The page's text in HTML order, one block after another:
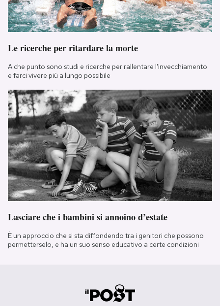
Le ricerche per ritardare la morte
A che punto sono studi e ricerche per rallentare l'invecchiamento
e farci vivere più a lungo possibile
Lasciare che i bambini si annoino d’estate
È un approccio che si sta diffondendo tra i genitori che possono
permetterselo, e ha un suo senso educativo a certe condizioni